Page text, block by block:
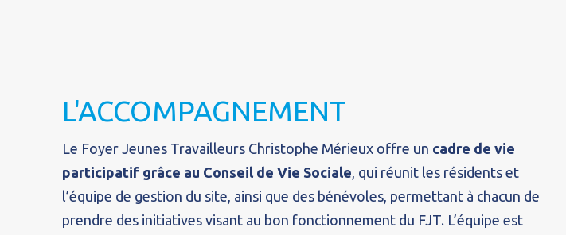
L'ACCOMPAGNEMENT
Le Foyer Jeunes Travailleurs Christophe Mérieux offre un cadre de vie
participatif grâce au Conseil de Vie Sociale, qui réunit les résidents et
l’équipe de gestion du site, ainsi que des bénévoles, permettant à chacun de
prendre des initiatives visant au bon fonctionnement du FJT. L’équipe est